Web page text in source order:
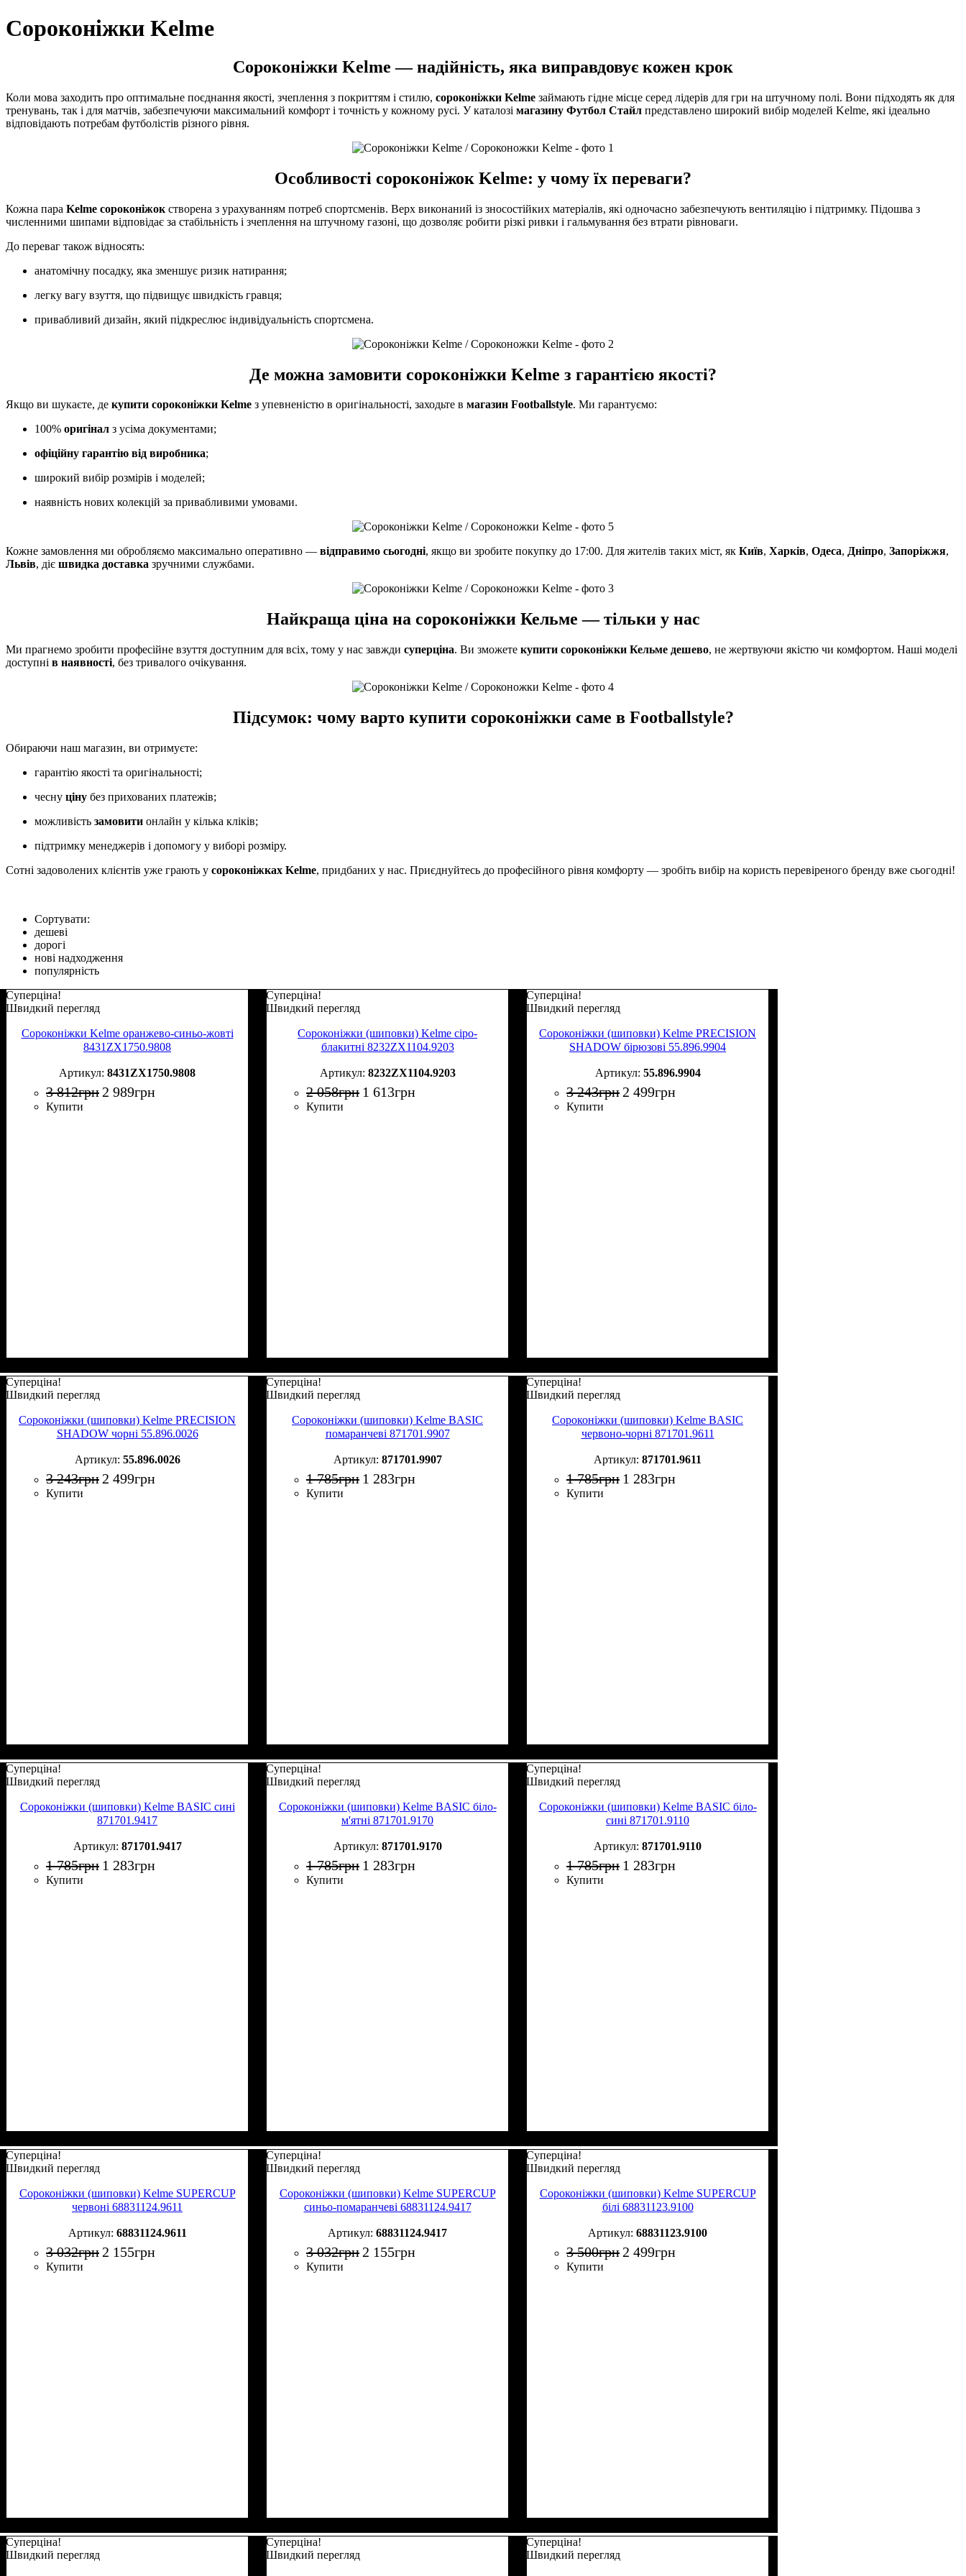
Сороконіжки Kelme
Сороконіжки Kelme — надійність, яка виправдовує кожен крок
Коли мова заходить про оптимальне поєднання якості, зчеплення з покриттям і стилю, сороконіжки Kelme займають гідне місце серед лідерів для гри на штучному полі. Вони підходять як для
тренувань, так і для матчів, забезпечуючи максимальний комфорт і точність у кожному русі. У каталозі магазину Футбол Стайл представлено широкий вибір моделей Kelme, які ідеально
відповідають потребам футболістів різного рівня.
Особливості сороконіжок Kelme: у чому їх переваги?
Кожна пара Kelme сороконіжок створена з урахуванням потреб спортсменів. Верх виконаний із зносостійких матеріалів, які одночасно забезпечують вентиляцію і підтримку. Підошва з
численними шипами відповідає за стабільність і зчеплення на штучному газоні, що дозволяє робити різкі ривки і гальмування без втрати рівноваги.
До переваг також відносять:
анатомічну посадку, яка зменшує ризик натирання;
легку вагу взуття, що підвищує швидкість гравця;
привабливий дизайн, який підкреслює індивідуальність спортсмена.
Де можна замовити сороконіжки Kelme з гарантією якості?
Якщо ви шукаєте, де купити сороконіжки Kelme з упевненістю в оригінальності, заходьте в магазин Footballstyle. Ми гарантуємо:
100% оригінал з усіма документами;
офіційну гарантію від виробника;
широкий вибір розмірів і моделей;
наявність нових колекцій за привабливими умовами.
Кожне замовлення ми обробляємо максимально оперативно — відправимо сьогодні, якщо ви зробите покупку до 17:00. Для жителів таких міст, як Київ, Харків, Одеса, Дніпро, Запоріжжя,
Львів, діє швидка доставка зручними службами.
Найкраща ціна на сороконіжки Кельме — тільки у нас
Ми прагнемо зробити професійне взуття доступним для всіх, тому у нас завжди суперціна. Ви зможете купити сороконіжки Кельме дешево, не жертвуючи якістю чи комфортом. Наші моделі
доступні в наявності, без тривалого очікування.
Підсумок: чому варто купити сороконіжки саме в Footballstyle?
Обираючи наш магазин, ви отримуєте:
гарантію якості та оригінальності;
чесну ціну без прихованих платежів;
можливість замовити онлайн у кілька кліків;
підтримку менеджерів і допомогу у виборі розміру.
Сотні задоволених клієнтів уже грають у сороконіжках Kelme, придбаних у нас. Приєднуйтесь до професійного рівня комфорту — зробіть вибір на користь перевіреного бренду вже сьогодні!
Сортувати:
дешеві
дорогі
нові надходження
популярність
Суперціна!
Швидкий перегляд
Сороконіжки Kelme оранжево-синьо-жовті
8431ZX1750.9808
8431ZX1750.9808
3 812грн 2 989грн
Купити
Суперціна!
Швидкий перегляд
Сороконіжки (шиповки) Kelme сіро-
блакитні 8232ZX1104.9203
8232ZX1104.9203
2 058грн 1 613грн
Купити
Суперціна!
Швидкий перегляд
Сороконіжки (шиповки) Kelme PRECISION
SHADOW бірюзові 55.896.9904
55.896.9904
3 243грн 2 499грн
Купити
Суперціна!
Швидкий перегляд
Сороконіжки (шиповки) Kelme PRECISION
SHADOW чорні 55.896.0026
55.896.0026
3 243грн 2 499грн
Купити
Суперціна!
Швидкий перегляд
Сороконіжки (шиповки) Kelme BASIC
помаранчеві 871701.9907
871701.9907
1 785грн 1 283грн
Купити
Суперціна!
Швидкий перегляд
Сороконіжки (шиповки) Kelme BASIC
червоно-чорні 871701.9611
871701.9611
1 785грн 1 283грн
Купити
Суперціна!
Швидкий перегляд
Сороконіжки (шиповки) Kelme BASIC сині
871701.9417
871701.9417
1 785грн 1 283грн
Купити
Суперціна!
Швидкий перегляд
Сороконіжки (шиповки) Kelme BASIC біло-
м'ятні 871701.9170
871701.9170
1 785грн 1 283грн
Купити
Суперціна!
Швидкий перегляд
Сороконіжки (шиповки) Kelme BASIC біло-
сині 871701.9110
871701.9110
1 785грн 1 283грн
Купити
Суперціна!
Швидкий перегляд
Сороконіжки (шиповки) Kelme SUPERCUP
червоні 68831124.9611
68831124.9611
3 032грн 2 155грн
Купити
Суперціна!
Швидкий перегляд
Сороконіжки (шиповки) Kelme SUPERCUP
синьо-помаранчеві 68831124.9417
68831124.9417
3 032грн 2 155грн
Купити
Суперціна!
Швидкий перегляд
Сороконіжки (шиповки) Kelme SUPERCUP
білі 68831123.9100
68831123.9100
3 500грн 2 499грн
Купити
Суперціна!
Швидкий перегляд
Суперціна!
Швидкий перегляд
Суперціна!
Швидкий перегляд